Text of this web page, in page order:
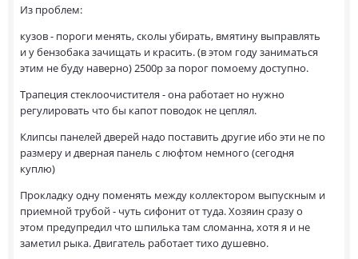
Из проблем:
кузов - пороги менять, сколы убирать, вмятину выправлять
и у бензобака зачищать и красить. (в этом году заниматься
этим не буду наверно) 2500р за порог помоему доступно.
Трапеция стеклоочистителя - она работает но нужно
регулировать что бы капот поводок не цеплял.
Клипсы панелей дверей надо поставить другие ибо эти не по
размеру и дверная панель с люфтом немного (сегодня
куплю)
Прокладку одну поменять между коллектором выпускным и
приемной трубой - чуть сифонит от туда. Хозяин сразу о
этом предупредил что шпилька там сломанна, хотя я и не
заметил рыка. Двигатель работает тихо душевно.